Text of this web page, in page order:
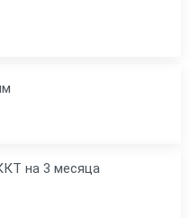
на 3 месяца